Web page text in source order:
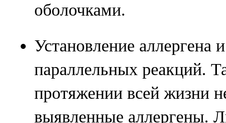
оболочками.
Установление аллергена
параллельных реакций.
протяжении всей жизни
выявленные аллергены.